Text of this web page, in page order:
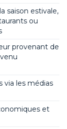
saison estivale,
ou
provenant de
via les médias
et